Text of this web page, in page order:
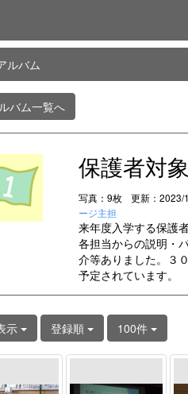
ルバム
バム一覧へ
保護者対
写真：9枚 更新：2023/
ージ主担
来年度入学する保護
各担当からの説明・
介等ありました。３
予定されています。
示 登録順 100件